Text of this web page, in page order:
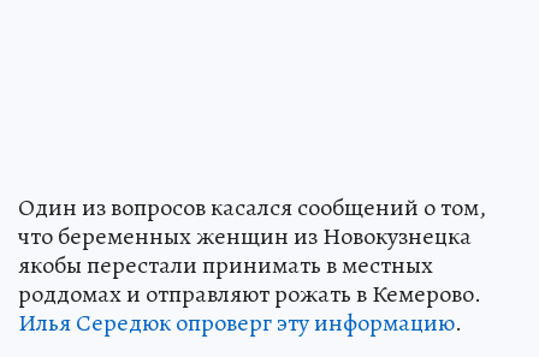
Один из вопросов касался сообщений о том,
что беременных женщин из Новокузнецка
якобы перестали принимать в местных
роддомах и отправляют рожать в Кемерово.
Илья Середюк опроверг эту информацию.